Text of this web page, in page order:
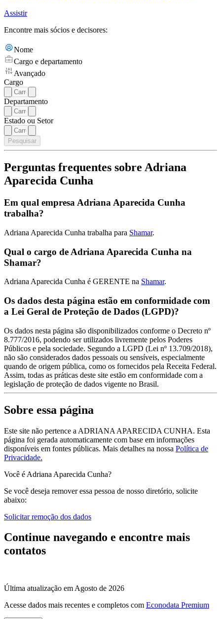
Assistir
Encontre mais sócios e decisores:
Nome
Cargo e departamento
Avançado
Cargo
Departamento
Estado ou Setor
Pesquisar
Perguntas frequentes sobre Adriana
Aparecida Cunha
Em qual empresa Adriana Aparecida Cunha
trabalha?
Adriana Aparecida Cunha trabalha para Shamar.
Qual o cargo de Adriana Aparecida Cunha na
Shamar?
Adriana Aparecida Cunha é GERENTE na Shamar.
Os dados desta página estão em conformidade com
a Lei Geral de Proteção de Dados (LGPD)?
Os dados nesta página são disponibilizados conforme o Decreto nº
8.777/2016, podendo ser utilizados livremente pelos Poderes
Públicos e pela sociedade. Segundo a LGPD (Lei nº 13.709/2018),
não são considerados dados pessoais ou sensíveis, especialmente
quando de origem pública, como os fornecidos pela Receita Federal.
Assim, todas as práticas deste site estão em conformidade com a
legislação de proteção de dados vigente no Brasil.
Sobre essa página
Este site não pertence a ADRIANA APARECIDA CUNHA. Esta
página foi gerada automaticamente com base em informações
disponíveis em fontes públicas. Mais detalhes na nossa Política de
Privacidade.
Você é Adriana Aparecida Cunha?
Se você deseja remover essa pessoa de nosso diretório, solicite
abaixo:
Solicitar remoção dos dados
Continue navegando e encontre mais
contatos
Última atualização em Agosto de 2026
Acesse dados mais recentes e completos com Econodata Premium